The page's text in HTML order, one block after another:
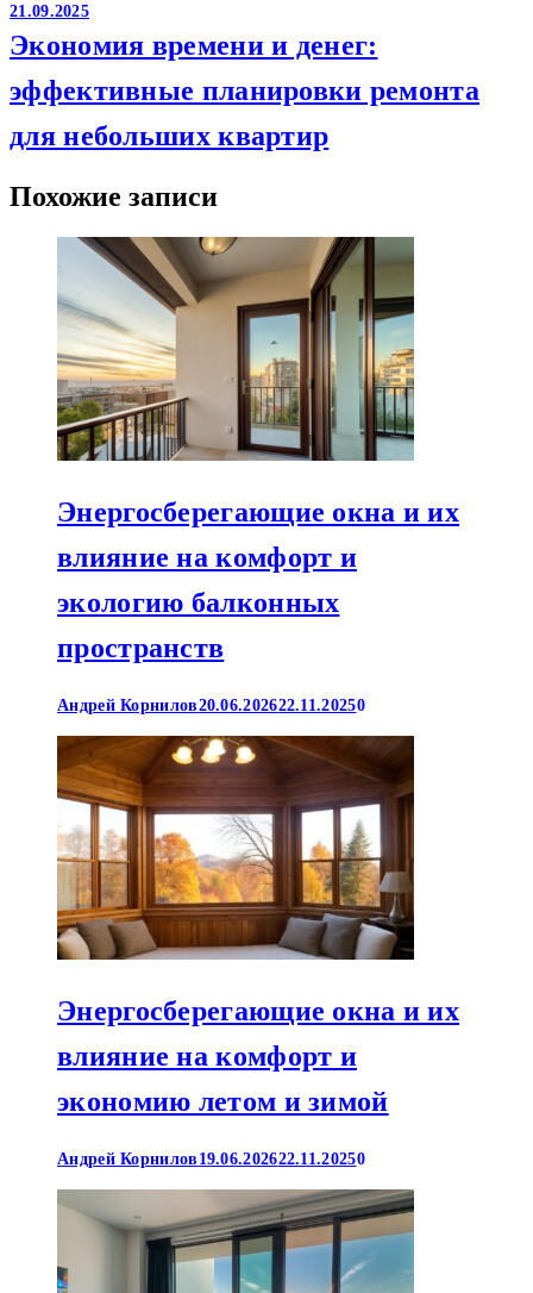
21.09.2025
Экономия времени и денег:
эффективные планировки ремонта
для небольших квартир
Похожие записи
Энергосберегающие окна и их
влияние на комфорт и
экологию балконных
пространств
Андрей Корнилов20.06.202622.11.20250
Энергосберегающие окна и их
влияние на комфорт и
экономию летом и зимой
Андрей Корнилов 19.06.202622.11.20250